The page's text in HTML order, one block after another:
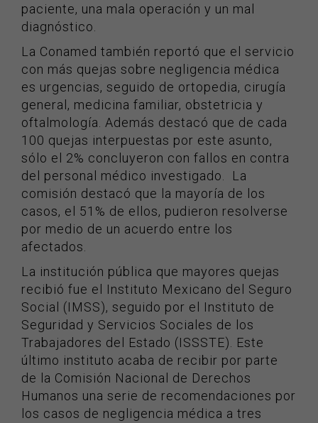
paciente, una mala operación y un mal
diagnóstico.
La Conamed también reportó que el servicio
con más quejas sobre negligencia médica
es urgencias, seguido de ortopedia, cirugía
general, medicina familiar, obstetricia y
oftalmología. Además destacó que de cada
100 quejas interpuestas por este asunto,
sólo el 2% concluyeron con fallos en contra
del personal médico investigado. La
comisión destacó que la mayoría de los
casos, el 51% de ellos, pudieron resolverse
por medio de un acuerdo entre los
afectados.
La institución pública que mayores quejas
recibió fue el Instituto Mexicano del Seguro
Social (IMSS), seguido por el Instituto de
Seguridad y Servicios Sociales de los
Trabajadores del Estado (ISSSTE). Este
último instituto acaba de recibir por parte
de la Comisión Nacional de Derechos
Humanos una serie de recomendaciones por
los casos de negligencia médica a tres